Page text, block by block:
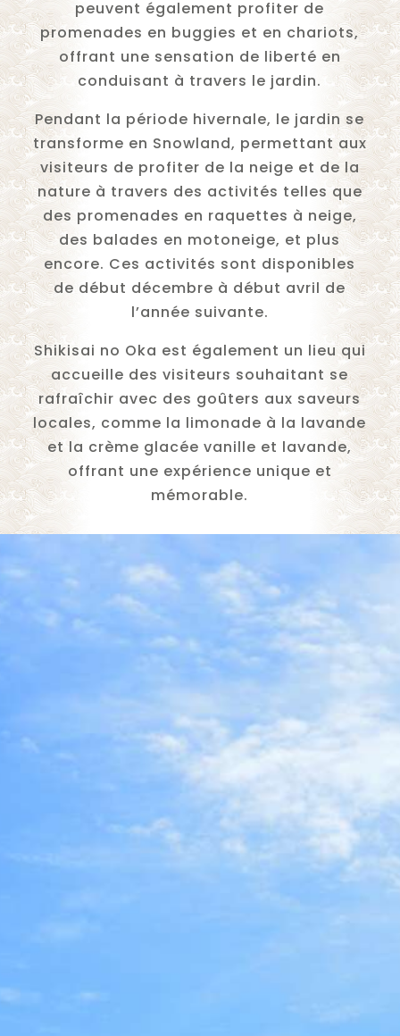
peuvent également profiter de
promenades en buggies et en chariots,
offrant une sensation de liberté en
conduisant à travers le jardin.
Pendant la période hivernale, le jardin se
transforme en Snowland, permettant aux
visiteurs de profiter de la neige et de la
nature à travers des activités telles que
des promenades en raquettes à neige,
des balades en motoneige, et plus
encore. Ces activités sont disponibles
de début décembre à début avril de
l’année suivante.
Shikisai no Oka est également un lieu qui
accueille des visiteurs souhaitant se
rafraîchir avec des goûters aux saveurs
locales, comme la limonade à la lavande
et la crème glacée vanille et lavande,
offrant une expérience unique et
mémorable.